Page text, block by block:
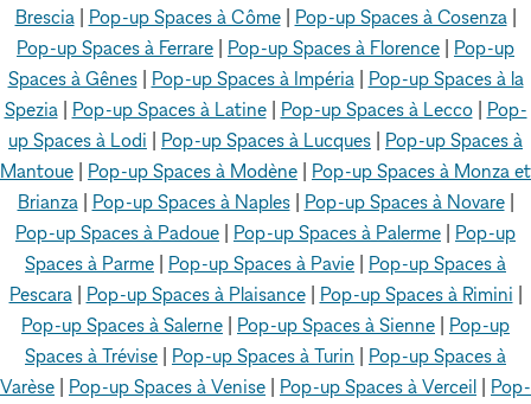
Brescia| Pop-up Spaces à Côme| Pop-up Spaces à Cosenza|
Pop-up Spaces à Ferrare
Pop-up Spaces à Florence
Pop-up
Spaces à Gênes| Pop-up Spaces à Impéria| Pop-up Spaces à la
Spezia| Pop-up Spaces à Latine| Pop-up Spaces à Lecco| Pop-
up Spaces à Lodi
Pop-up Spaces à Lucques
Pop-up Spaces à
Mantoue
Pop-up Spaces à Modène
Pop-up Spaces à Monza et
Brianza| Pop-up Spaces à Naples| Pop-up Spaces à Novare|
Pop-up Spaces à Padoue
Pop-up Spaces à Palerme
Pop-up
Spaces à Parme
Pop-up Spaces à Pavie
Pop-up Spaces à
Pescara| Pop-up Spaces à Plaisance| Pop-up Spaces à Rimini
Pop-up Spaces à Salerne
Pop-up Spaces à Sienne
Pop-up
Spaces à Trévise
Pop-up Spaces à Turin
Pop-up Spaces à
Varèse
Pop-up Spaces à Venise Pop-up Spaces à Verceil
Pop-